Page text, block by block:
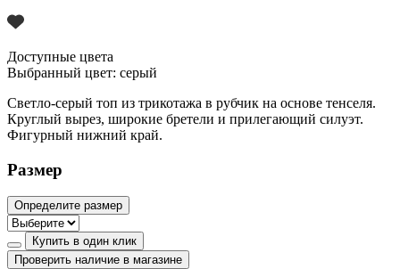
Доступные цвета
Выбранный цвет: серый
Светло-серый топ из трикотажа в рубчик на основе тенселя.
Круглый вырез, широкие бретели и прилегающий силуэт.
Фигурный нижний край.
Размер
Определите размер
Купить в один клик
Проверить наличие в магазине